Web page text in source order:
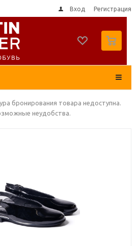
Вход Регистрация
бронирования товара недоступна.
неудобства.